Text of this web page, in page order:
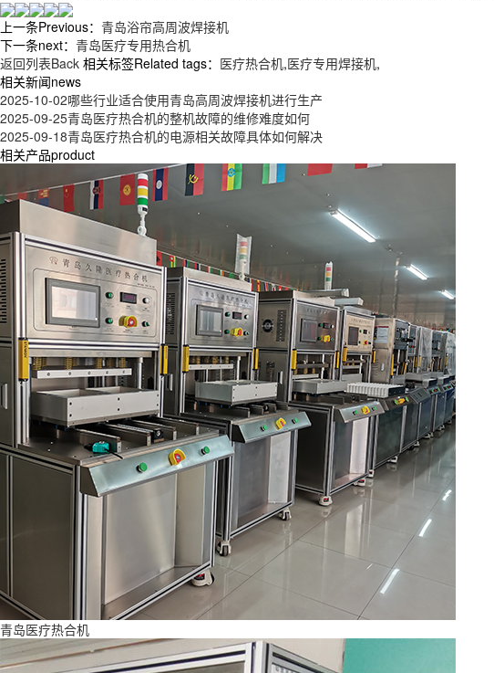
上一条Previous： 青岛浴帘高周波焊接机
下一条next： 青岛医疗专用热合机
返回列表Back 相关标签Related tags： 医疗热合机,医疗专用焊接机,
相关新闻news
2025-10-02哪些行业适合使用青岛高周波焊接机进行生产
2025-09-25青岛医疗热合机的整机故障的维修难度如何
2025-09-18青岛医疗热合机的电源相关故障具体如何解决
相关产品product
青岛医疗热合机